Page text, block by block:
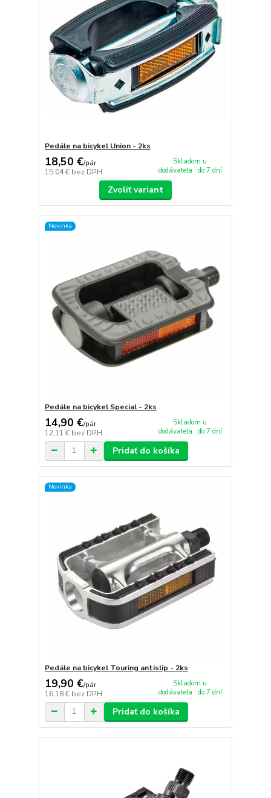
Pedále na bicykel Union - 2ks
18,50 €/pár
15,04 € bez DPH
Skladom u
dodávateľa : do 7 dní
Zvoliť variant
Novinka
Pedále na bicykel Special - 2ks
14,90 €/pár
12,11 € bez DPH
Skladom u
dodávateľa : do 7 dní
Pridať do košíka
Novinka
Pedále na bicykel Touring antislip - 2ks
19,90 €/pár
16,18 € bez DPH
Skladom u
dodávateľa : do 7 dní
Pridať do košíka